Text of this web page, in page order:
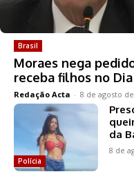
Brasil
Moraes nega
receba filhos no
Redação Acta - 8 de agosto
Polícia
da
8 de